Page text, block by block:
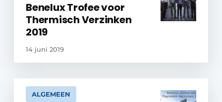
Benelux Trofee voor
Thermisch Verzinken
2019
14 juni 2019
ALGEMEEN